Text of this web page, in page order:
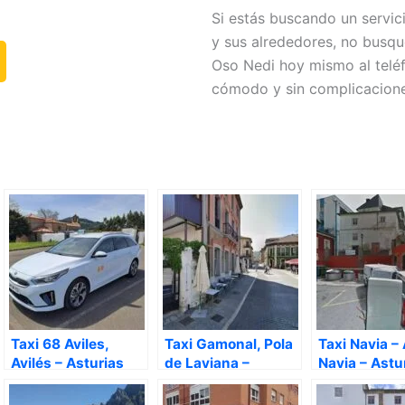
Si estás buscando un
y sus alrededores, no
Oso Nedi hoy mismo al
cómodo y sin
Taxi 68 Aviles,
Avilés – Asturias
Taxi Gamonal, Pola
de Laviana –
Asturias
Taxi Navia –
Navia –